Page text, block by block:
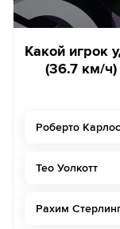
Какой игрок
(36.7 км/
Роберто Карлос
Тео Уолкотт
Рахим